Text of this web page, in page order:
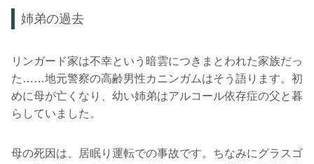
姉弟の過去
リンガード家は不幸という暗雲につきまとわれた家族だっ
た……地元警察の高齢男性カニンガムはそう語ります。初
めに母が亡くなり、幼い姉弟はアルコール依存症の父と暮
らしていました。
母の死因は、居眠り運転での事故です。ちなみにグラスゴ